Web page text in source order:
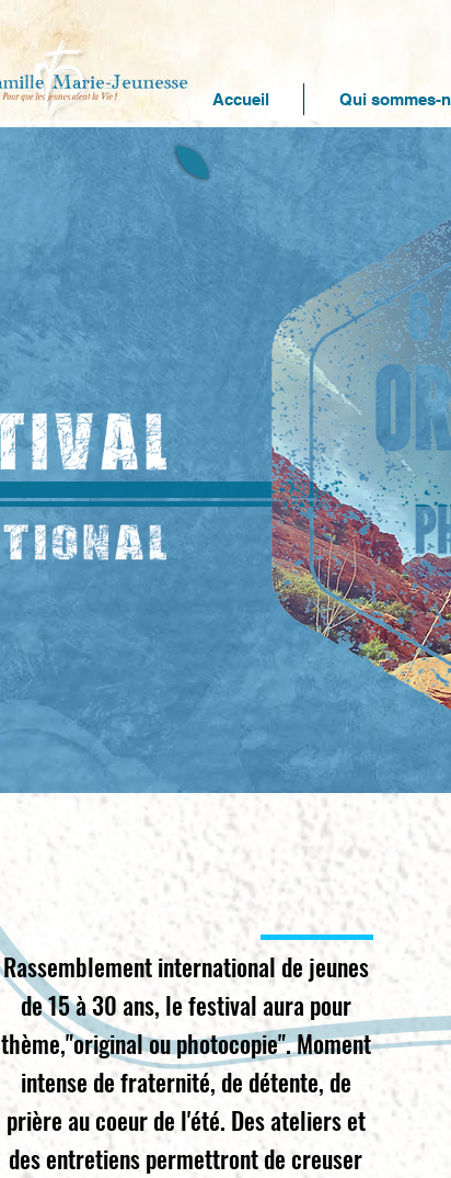
Accueil Qui sommes-
Rassemblement international de jeunes
de 15 à 30 ans, le festival aura pour
thème,"original ou photocopie". Moment
intense de fraternité, de détente, de
prière au coeur de l'été. Des ateliers et
des entretiens permettront de creuser